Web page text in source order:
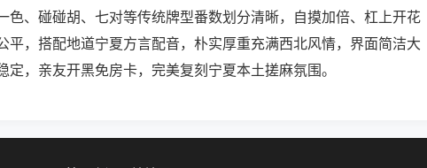
色、碰碰胡、七对等传统牌型番数划分清晰，自摸加倍、杠上开花
平，搭配地道宁夏方言配音，朴实厚重充满西北风情，界面简洁大
，亲友开黑免房卡，完美复刻宁夏本土搓麻氛围。